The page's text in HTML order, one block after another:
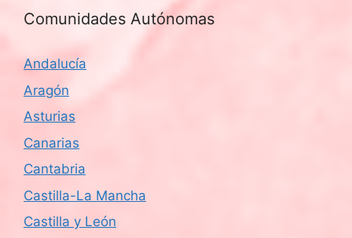
Comunidades Autónomas
Andalucía
Aragón
Asturias
Canarias
Cantabria
Castilla-La Mancha
Castilla y León